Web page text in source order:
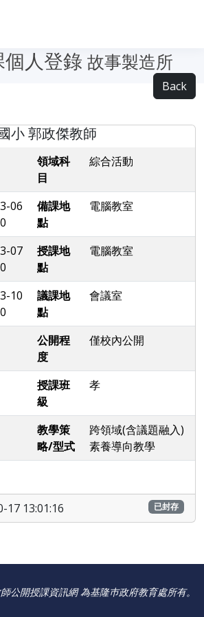
人登錄 故事製造所
Back
小 郭政傑教師
領域科
目
綜合活動
06
備課地
點
電腦教室
07
授課地
點
電腦教室
10
議課地
點
會議室
公開程
度
僅校內公開
授課班
級
孝
教學策
略/型式
跨領域(含議題融入)
素養導向教學
17 13:01:16 已封存
公開授課資訊網 為基隆巿政府教育處所有。